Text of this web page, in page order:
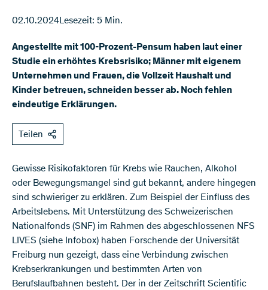
02.10.2024Lesezeit: 5 Min.
Angestellte mit 100-Prozent-Pensum haben laut einer
Studie ein erhöhtes Krebsrisiko; Männer mit eigenem
Unternehmen und Frauen, die Vollzeit Haushalt und
Kinder betreuen, schneiden besser ab. Noch fehlen
eindeutige Erklärungen.
Teilen
Gewisse Risikofaktoren für Krebs wie Rauchen, Alkohol
oder Bewegungsmangel sind gut bekannt, andere hingegen
sind schwieriger zu erklären. Zum Beispiel der Einfluss des
Arbeitslebens. Mit Unterstützung des Schweizerischen
Nationalfonds (SNF) im Rahmen des abgeschlossenen NFS
LIVES (siehe Infobox) haben Forschende der Universität
Freiburg nun gezeigt, dass eine Verbindung zwischen
Krebserkrankungen und bestimmten Arten von
Berufslaufbahnen besteht. Der in der Zeitschrift Scientific